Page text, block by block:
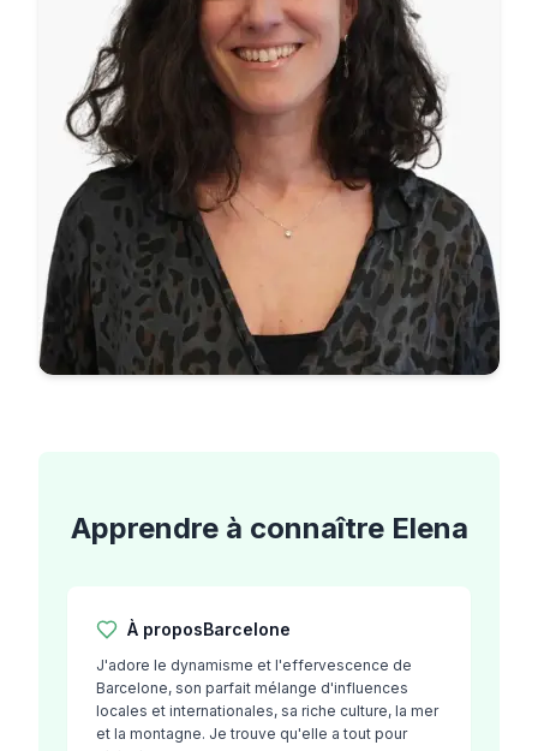
Apprendre à connaître Elena
À proposBarcelone
J'adore le dynamisme et l'effervescence de
Barcelone, son parfait mélange d'influences
locales et internationales, sa riche culture, la mer
et la montagne. Je trouve qu'elle a tout pour